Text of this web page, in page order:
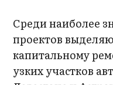
Среди наиболее
проектов
капитальному
узких участков